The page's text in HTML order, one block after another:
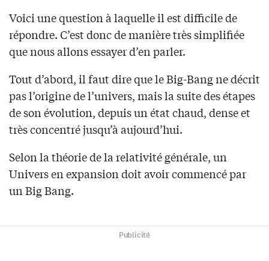
Voici une question à laquelle il est difficile de
répondre. C’est donc de manière très simplifiée
que nous allons essayer d’en parler.
Tout d’abord, il faut dire que le Big-Bang ne décrit
pas l’origine de l’univers, mais la suite des étapes
de son évolution, depuis un état chaud, dense et
très concentré jusqu’à aujourd’hui.
Selon la théorie de la relativité générale, un
Univers en expansion doit avoir commencé par
un Big Bang.
Publicité